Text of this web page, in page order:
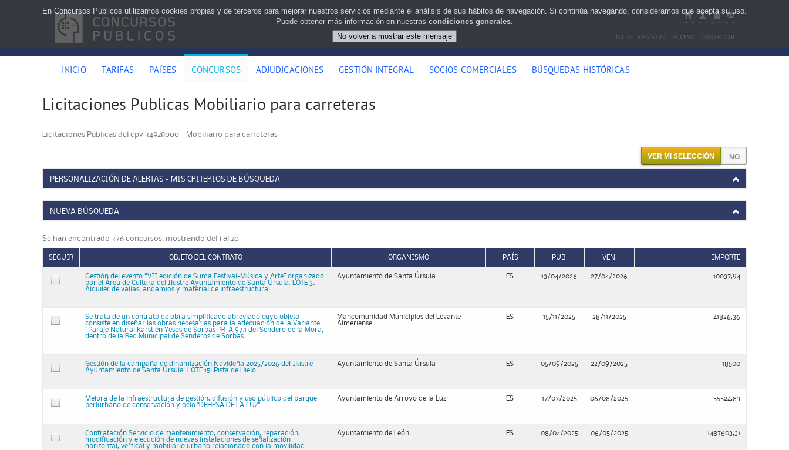
INICIO REGISTRO ACCESO CONTACTAR
INICIO TARIFAS PAÍSES CONCURSOS ADJUDICACIONES GESTIÓN INTEGRAL SOCIOS COMERCIALES BÚSQUEDAS HISTÓRICAS
Licitaciones Publicas Mobiliario para carreteras
Licitaciones Publicas del cpv 34928000 - Mobiliario para carreteras
VER MI SELECCIÓN
PERSONALIZACIÓN DE ALERTAS - MIS CRITERIOS DE BÚSQUEDA
NUEVA BÚSQUEDA
Se han encontrado 376 concursos, mostrando del 1 al 20.
SEGUIR OBJETO DEL CONTRATO ORGANISMO PAÍS PUB. VEN. IMPORTE
Gestión del evento “VII edición de Suma Festival-Música y Arte” organizado
por el Área de Cultura del Ilustre Ayuntamiento de Santa Úrsula. LOTE 3:
Alquiler de vallas, andamios y material de infraestructura
Ayuntamiento de Santa Úrsula ES 13/04/2026 27/04/2026 10037,94
Se trata de un contrato de obra simplificado abreviado cuyo objeto
consiste en diseñar las obras necesarias para la adecuación de la Variante
“Paraje Natural Karst en Yesos de Sorbas PR-A 97.1 del Sendero de la Mora,
dentro de la Red Municipal de Senderos de Sorbas.
Mancomunidad Municipios del Levante
Almeriense
ES 15/11/2025 28/11/2025 41826,36
Gestión de la campaña de dinamización Navideña 2025/2026 del Ilustre
Ayuntamiento de Santa Úrsula. LOTE 15: Pista de Hielo
Ayuntamiento de Santa Úrsula ES 05/09/2025 22/09/2025 18500
Mejora de la infraestructura de gestión, difusión y uso público del parque
periurbano de conservación y ocio "DEHESA DE LA LUZ".
Ayuntamiento de Arroyo de la Luz ES 17/07/2025 06/08/2025 55524,83
Contratación Servicio de mantenimiento, conservación, reparación,
modificación y ejecución de nuevas instalaciones de señalización
horizontal, vertical y mobiliario urbano relacionado con la movilidad.
Ayuntamiento de León ES 08/04/2025 06/05/2025 1487603,31
En Concursos Públicos utilizamos cookies propias y de terceros para mejorar nuestros servicios mediante el análisis de sus hábitos de navegación. Si continúa navegando, consideramos que acepta su uso.
Puede obtener más información en nuestras condiciones generales.